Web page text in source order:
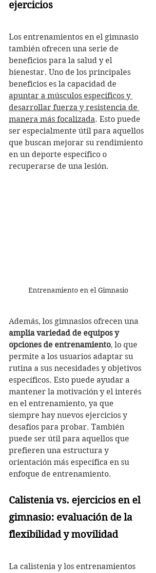
ejercicios
Los entrenamientos en el gimnasio
también ofrecen una serie de
beneficios para la salud y el
bienestar. Uno de los principales
beneficios es la capacidad de
apuntar a músculos específicos y
desarrollar fuerza y resistencia de
manera más focalizada. Esto puede
ser especialmente útil para aquellos
que buscan mejorar su rendimiento
en un deporte específico o
recuperarse de una lesión.
Entrenamiento en el Gimnasio
Además, los gimnasios ofrecen una
amplia variedad de equipos y
opciones de entrenamiento, lo que
permite a los usuarios adaptar su
rutina a sus necesidades y objetivos
específicos. Esto puede ayudar a
mantener la motivación y el interés
en el entrenamiento, ya que
siempre hay nuevos ejercicios y
desafíos para probar. También
puede ser útil para aquellos que
prefieren una estructura y
orientación más específica en su
enfoque de entrenamiento.
Calistenia vs. ejercicios en el
gimnasio: evaluación de la
flexibilidad y movilidad
La calistenia y los entrenamientos